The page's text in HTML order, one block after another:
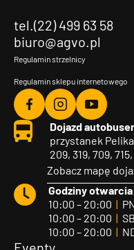
tel.(22) 499 63 58
biuro@agvo.pl
Regulamin strzelnicy
Regulamin sklepu internetowego
Agvo
Facebook
Agvo
Instagram
Agvo
YouTube
Dojazd
przystanek
209, 319, 709,
Zobacz mapę
Godziny
10:00 – 20:00 |
10:00 – 20:00 | SB
10:00 – 20:00 |